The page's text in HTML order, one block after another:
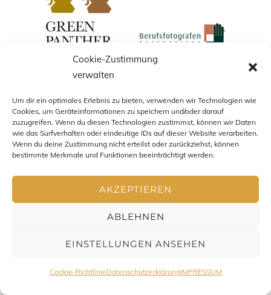
Cookie-Zustimmung
verwalten
Um dir ein optimales Erlebnis zu bieten, verwenden wir Technologien wie
Cookies, um Geräteinformationen zu speichern und/oder darauf
zuzugreifen. Wenn du diesen Technologien zustimmst, können wir Daten
wie das Surfverhalten oder eindeutige IDs auf dieser Website verarbeiten.
Wenn du deine Zustimmung nicht erteilst oder zurückziehst, können
bestimmte Merkmale und Funktionen beeinträchtigt werden.
AKZEPTIEREN
ABLEHNEN
EINSTELLUNGEN ANSEHEN
Cookie-RichtlinieDatenschutzerklärungIMPRESSUM
Datenschutz - AGB- Copyright Chris Zenz
2016-2026. All Rights Reserved